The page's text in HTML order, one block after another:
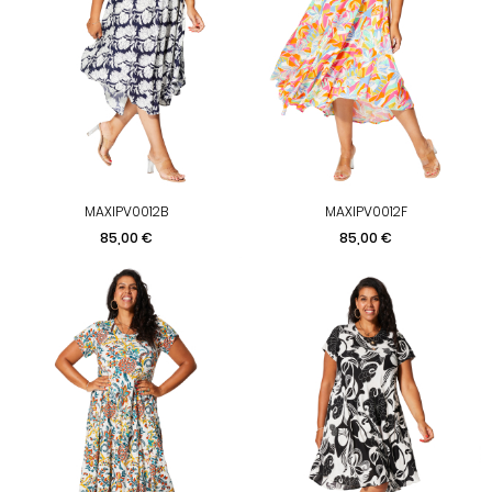
MAXIPV0012B
Prix
85,00 €
MAXIPV0012F
Prix
85,00 €